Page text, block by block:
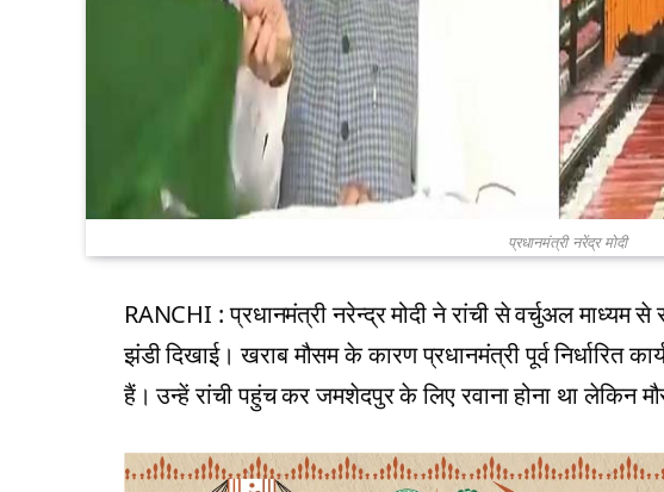
प्रधानमंत्री नरेंद्र मोदी
RANCHI : प्रधानमंत्री नरेन्द्र मोदी ने रांची से वर्चुअल माध्यम से
झंडी दिखाई। खराब मौसम के कारण प्रधानमंत्री पूर्व निर्धारित
हैं। उन्हें रांची पहुंच कर जमशेदपुर के लिए रवाना होना था लेकिन